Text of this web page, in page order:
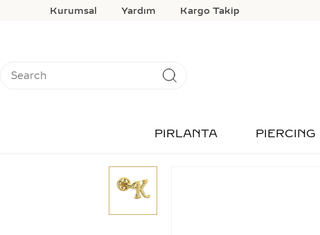
Kurumsal Yardım Kargo Takip
PIRLANTA PIERCING